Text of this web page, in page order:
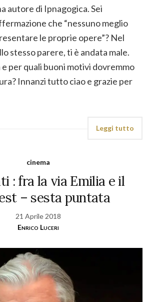
autore di Ipnagogica. Sei
che “nessuno meglio
le proprie opere”? Nel
stesso parere, ti è andata male.
e per quali buoni motivi dovremmo
Innanzi tutto ciao e grazie per
Leggi tutto
cinema
: fra la via Emilia e il
– sesta puntata
21 Aprile 2018
Enrico Luceri